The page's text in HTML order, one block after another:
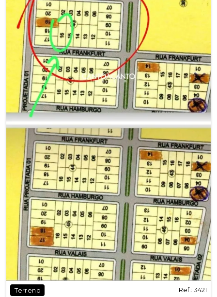
Terreno Ref.: 3421